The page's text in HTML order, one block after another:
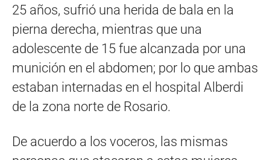
25 años, sufrió una herida de bala en la
pierna derecha, mientras que una
adolescente de 15 fue alcanzada por una
munición en el abdomen; por lo que ambas
estaban internadas en el hospital Alberdi
de la zona norte de Rosario.
De acuerdo a los voceros, las mismas